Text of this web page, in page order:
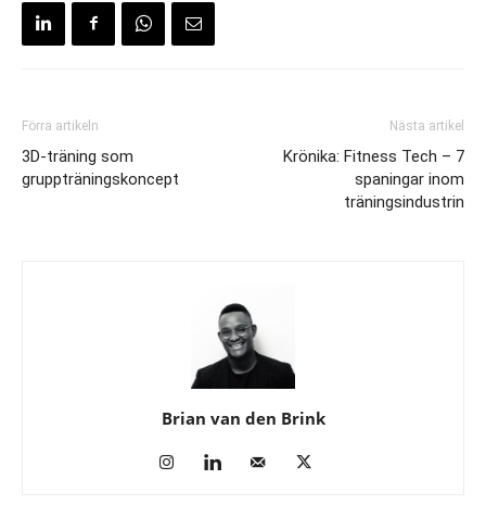
Förra artikeln
3D-träning som
gruppträningskoncept
Nästa artikel
Krönika: Fitness Tech – 7
spaningar inom
träningsindustrin
Brian van den Brink